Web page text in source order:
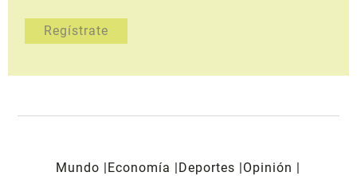
Mundo Economía Deportes
Opinión